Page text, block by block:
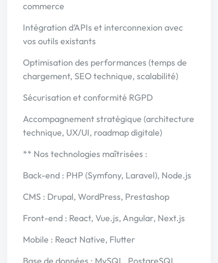
commerce
Intégration d’APIs et interconnexion avec
vos outils existants
Optimisation des performances (temps de
chargement, SEO technique, scalabilité)
Sécurisation et conformité RGPD
Accompagnement stratégique (architecture
technique, UX/UI, roadmap digitale)
** Nos technologies maîtrisées :
Back-end : PHP (Symfony, Laravel), Node.js
CMS : Drupal, WordPress, Prestashop
Front-end : React, Vue.js, Angular, Next.js
Mobile : React Native, Flutter